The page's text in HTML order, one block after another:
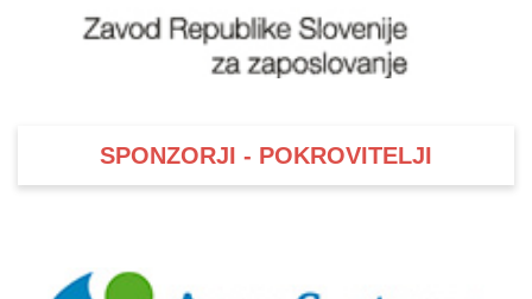
SPONZORJI - POKROVITELJI